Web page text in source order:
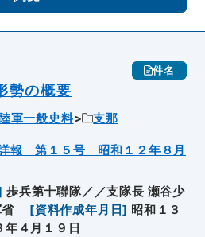
件名
勢の概要
軍一般史料
支那
報 第１５号 昭和１２年８月
歩兵第十聯隊／／支隊長 瀬谷少
省 [資料作成年月日] 昭和１３
４月１９日